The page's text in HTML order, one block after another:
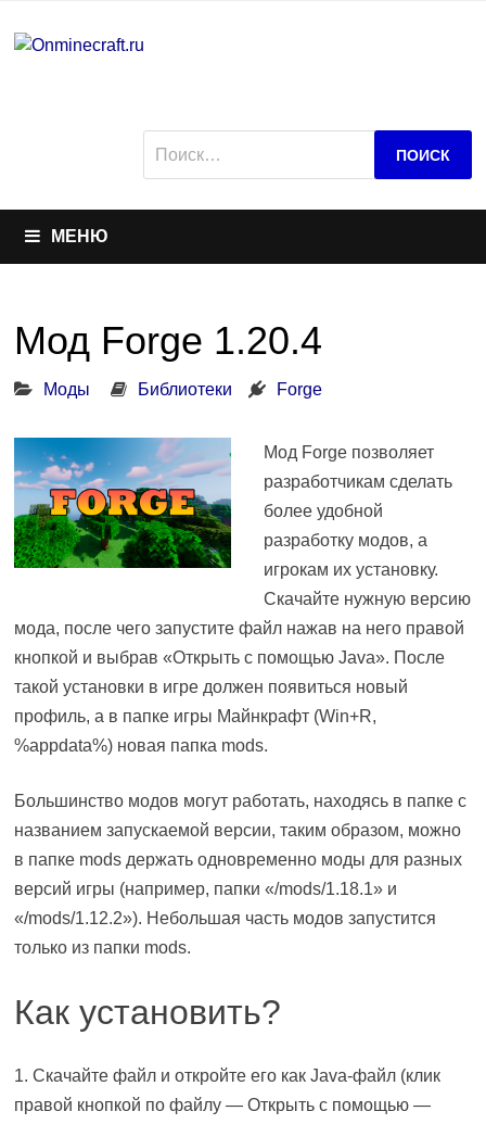
МЕНЮ
Мод Forge 1.20.4
Моды Библиотеки Forge
Мод Forge позволяет
разработчикам сделать
более удобной
разработку модов, а
игрокам их установку.
Скачайте нужную версию
мода, после чего запустите файл нажав на него правой
кнопкой и выбрав «Открыть с помощью Java». После
такой установки в игре должен появиться новый
профиль, а в папке игры Майнкрафт (Win+R,
%appdata%) новая папка mods.
Большинство модов могут работать, находясь в папке с
названием запускаемой версии, таким образом, можно
в папке mods держать одновременно моды для разных
версий игры (например, папки «/mods/1.18.1» и
«/mods/1.12.2»). Небольшая часть модов запустится
только из папки mods.
Как установить?
1. Скачайте файл и откройте его как Java-файл (клик
правой кнопкой по файлу — Открыть с помощью —